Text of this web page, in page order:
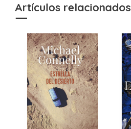
Artículos relacionados